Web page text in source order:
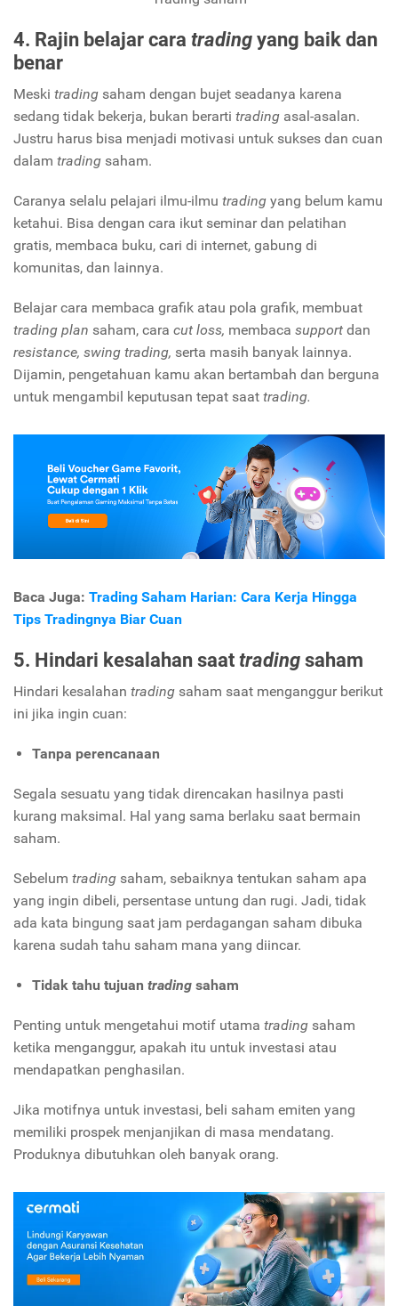
4. Rajin belajar cara tradingyang baik dan
benar
Meski trading saham dengan bujet seadanya karena
sedang tidak bekerja, bukan berarti trading asal-asalan.
Justru harus bisa menjadi motivasi untuk sukses dan cuan
dalam trading saham.
Caranya selalu pelajari ilmu-ilmu trading yang belum kamu
ketahui. Bisa dengan cara ikut seminar dan pelatihan
gratis, membaca buku, cari di internet, gabung di
komunitas, dan lainnya.
Belajar cara membaca grafik atau pola grafik, membuat
trading plan saham, cara cut loss, membaca support dan
resistance, swing trading, serta masih banyak lainnya.
Dijamin, pengetahuan kamu akan bertambah dan berguna
untuk mengambil keputusan tepat saat trading.
Baca Juga: Trading Saham Harian: Cara Kerja Hingga
Tips Tradingnya Biar Cuan
5. Hindari kesalahan saattradingsaham
Hindari kesalahan trading saham saat menganggur berikut
ini jika ingin cuan:
Tanpa perencanaan
Segala sesuatu yang tidak direncakan hasilnya pasti
kurang maksimal. Hal yang sama berlaku saat bermain
saham.
Sebelum trading saham, sebaiknya tentukan saham apa
yang ingin dibeli, persentase untung dan rugi. Jadi, tidak
ada kata bingung saat jam perdagangan saham dibuka
karena sudah tahu saham mana yang diincar.
Tidak tahu tujuan trading saham
Penting untuk mengetahui motif utama trading saham
ketika menganggur, apakah itu untuk investasi atau
mendapatkan penghasilan.
Jika motifnya untuk investasi, beli saham emiten yang
memiliki prospek menjanjikan di masa mendatang.
Produknya dibutuhkan oleh banyak orang.